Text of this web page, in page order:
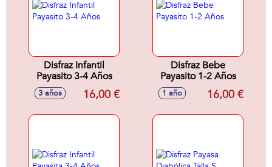
Disfraz Infantil
Payasito 3-4 Años
3 años 16,00 €
Disfraz Bebe
Payasito 1-2 Años
1 año 16,00 €